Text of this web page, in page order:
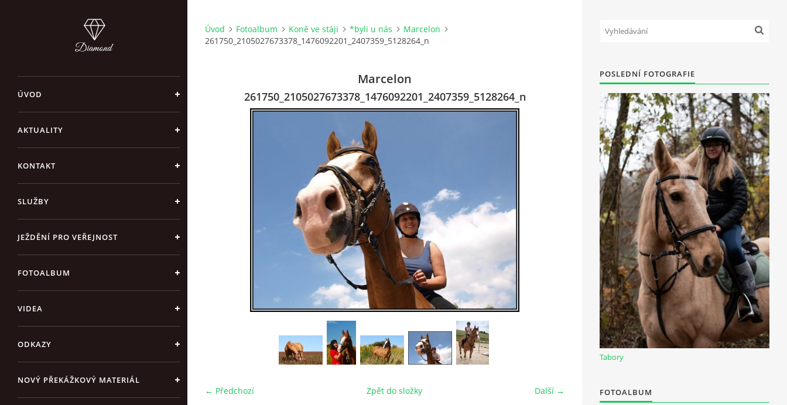
ÚVOD
AKTUALITY
KONTAKT
SLUŽBY
JEŽDĚNÍ PRO VEŘEJNOST
FOTOALBUM
VIDEA
ODKAZY
NOVÝ PŘEKÁŽKOVÝ MATERIÁL
Úvod Fotoalbum Koně ve stáji *byli u nás
Marcelon
261750_2105027673378_1476092201_2407359_5128264_n
Marcelon
261750_2105027673378_1476092201_2407359_5128264_n
← Předchozí Další →
Zpět do složky
POSLEDNÍ FOTOGRAFIE
Tabory
FOTOALBUM